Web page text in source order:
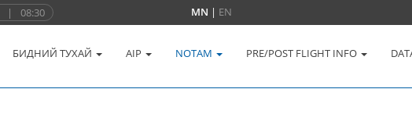
| 08:30 MN | EN
БИДНИЙ ТУХАЙ AIP NOTAM PRE/POST FLIGHT INFO